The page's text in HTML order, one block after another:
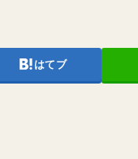
はてブ